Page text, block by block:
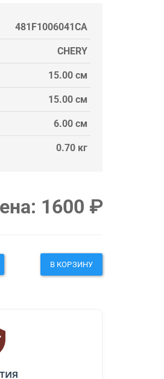
481F1006041CA
CHERY
15.00 см
15.00 см
6.00 см
0.70 кг
1600 ₽
В КОРЗИНУ